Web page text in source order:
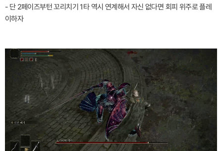
- 단 2페이즈부턴 꼬리치기 1타 역시 연계해서 자신 없다면 회피 위주로 플레
이하자